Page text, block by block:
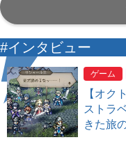
#インタビュー
ゲーム
【オク
ストラ
きた旅